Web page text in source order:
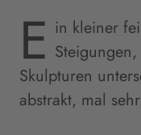
E in kleiner
Skulpturen
abstrakt, mal